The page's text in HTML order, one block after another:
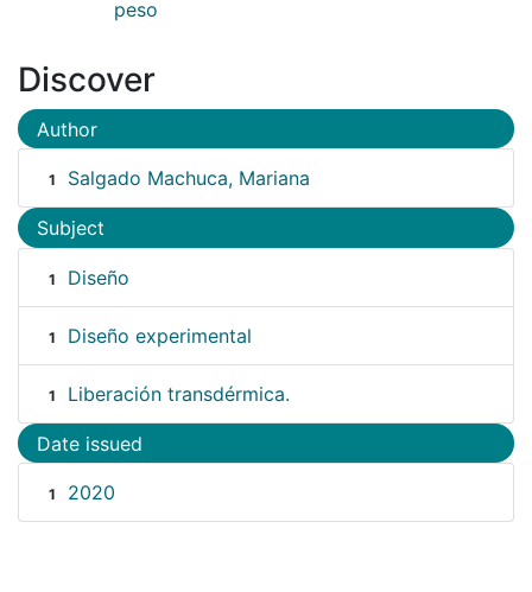
peso
Discover
Author
1 Salgado Machuca, Mariana
Subject
1 Diseño
1 Diseño experimental
1 Liberación transdérmica.
Date issued
1 2020